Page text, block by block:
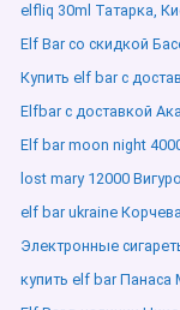
elfliq 30ml Татарка,
Elf Bar со скидкой
Купить elf bar с
Elfbar с доставкой
Elf bar moon night
lost mary 12000
elf bar ukraine
Электронные
купить elf bar Панаса